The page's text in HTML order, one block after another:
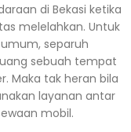
di Bekasi ketika
melelahkan. Untuk
separuh
sebuah tempat
Maka tak heran bila
layanan antar
mobil.